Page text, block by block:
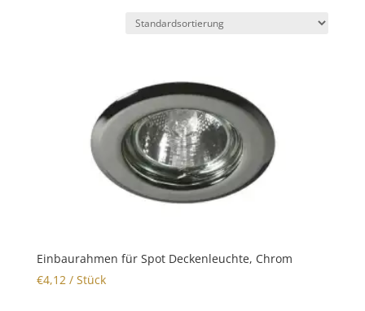
Einbaurahmen für Spot Deckenleuchte, Chrom
€4,12 / Stück